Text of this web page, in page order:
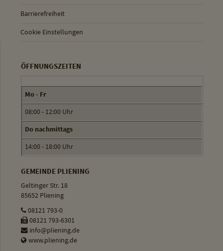
Barrierefreiheit
Cookie Einstellungen
ÖFFNUNGSZEITEN
Mo - Fr
08:00 - 12:00 Uhr
Do nachmittags
14:00 - 18:00 Uhr
GEMEINDE PLIENING
Geltinger Str. 18
85652 Pliening
08121 793-0
08121 793-6301
info@pliening.de
www.pliening.de